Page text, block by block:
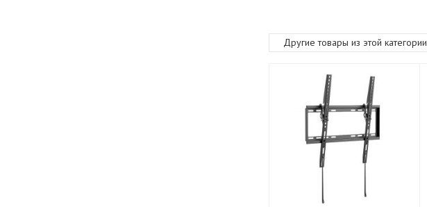
Другие товары из этой категории